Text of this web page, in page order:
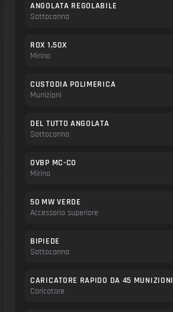
ANGOLATA REGOLABILE
Sottocanna
ROX 1,50X
Mirino
CUSTODIA POLIMERICA
Munizioni
DEL TUTTO ANGOLATA
Sottocanna
OVBP MC-CO
Mirino
50 MW VERDE
Accessorio superiore
BIPIEDE
Sottocanna
CARICATORE RAPIDO DA 45 MUNIZIONI
Caricatore